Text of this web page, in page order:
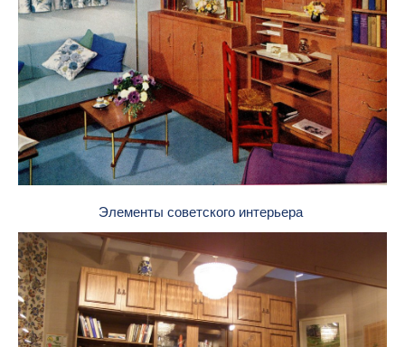
Элементы советского интерьера